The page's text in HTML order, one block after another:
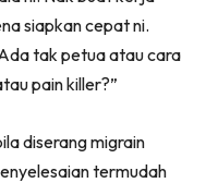
siapkan cepat ni.
tak petua atau cara
pain killer?”
diserang migrain
termudah